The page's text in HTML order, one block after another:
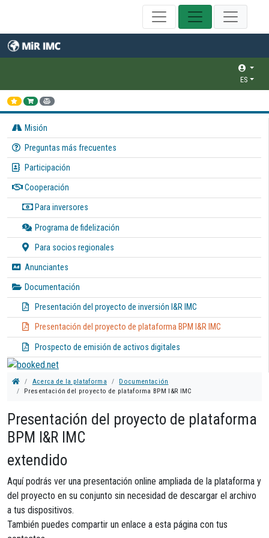
ES
Misión
Preguntas más frecuentes
Participación
Cooperación
Para inversores
Programa de fidelización
Para socios regionales
Anunciantes
Documentación
Presentación del proyecto de inversión I&R IMC
Presentación del proyecto de plataforma BPM I&R IMC
Prospecto de emisión de activos digitales
Acerca de la plataforma
Documentación
Presentación del proyecto de plataforma BPM I&R IMC
Presentación del proyecto de plataforma
BPM I&R IMC
extendido
Aquí podrás ver una presentación online ampliada de la plataforma y
del proyecto en su conjunto sin necesidad de descargar el archivo
a tus dispositivos.
También puedes compartir un enlace a esta página con tus